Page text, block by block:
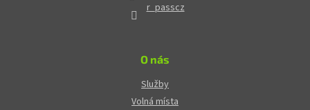
r_passcz
O nás
Služby
Volná místa